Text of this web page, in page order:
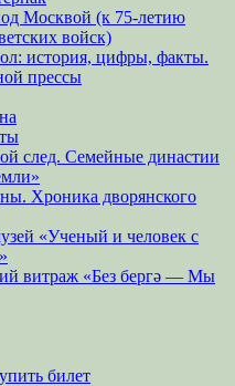
Москвой (к 75-летию
войск)
история, цифры, факты.
прессы
след. Семейные династии
Хроника дворянского
«Ученый и человек с
витраж «Без бергə — Мы
билет